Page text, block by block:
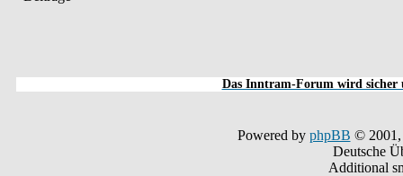
Das Inntram-Forum wird sicher
Powered by phpBB © 2001,
Deutsche
Additional